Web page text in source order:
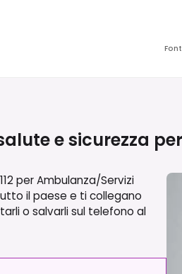
e sicurezza
per Ambulanza/Servizi
il paese e ti collegano
o salvarli sul telefono al